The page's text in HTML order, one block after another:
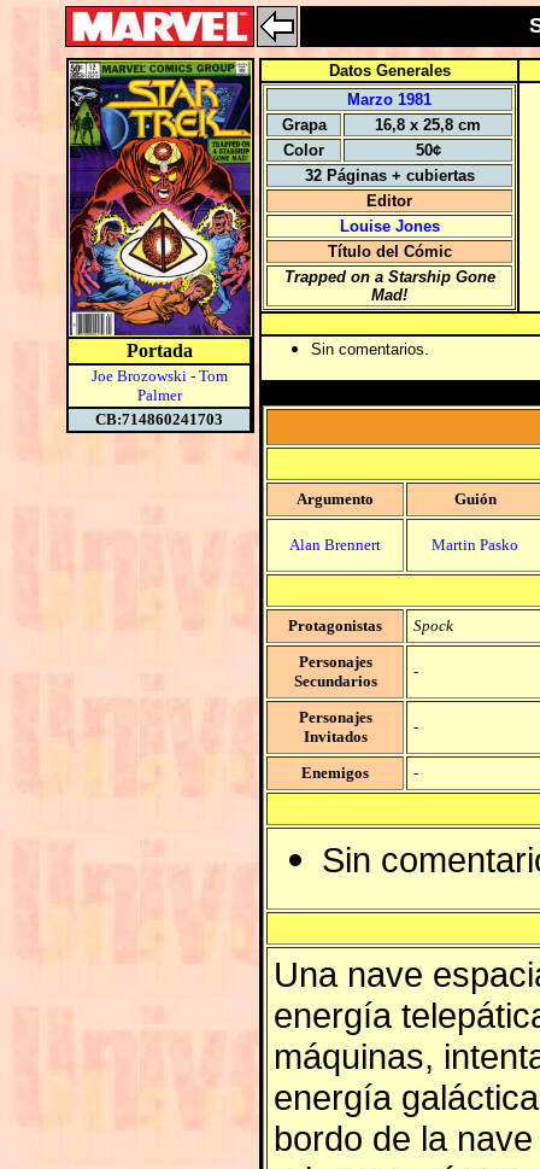
Portada
Joe Brozowski- Tom
Palmer
CB:714860241703
Datos Generales
Marzo 1981
Grapa
16,8 x 25,8 cm
Color
50¢
32 Páginas + cubiertas
Editor
Louise Jones
Título del Cómic
Trapped on a Starship Gone
Mad!
Sin comentarios.
Argumento Guión
Alan Brennert Martin Pasko
Protagonistas
Spock
Personajes
Secundarios
-
Personajes
Invitados
-
Enemigos -
Sin
Una nave
energía
máquinas,
energía
bordo de la